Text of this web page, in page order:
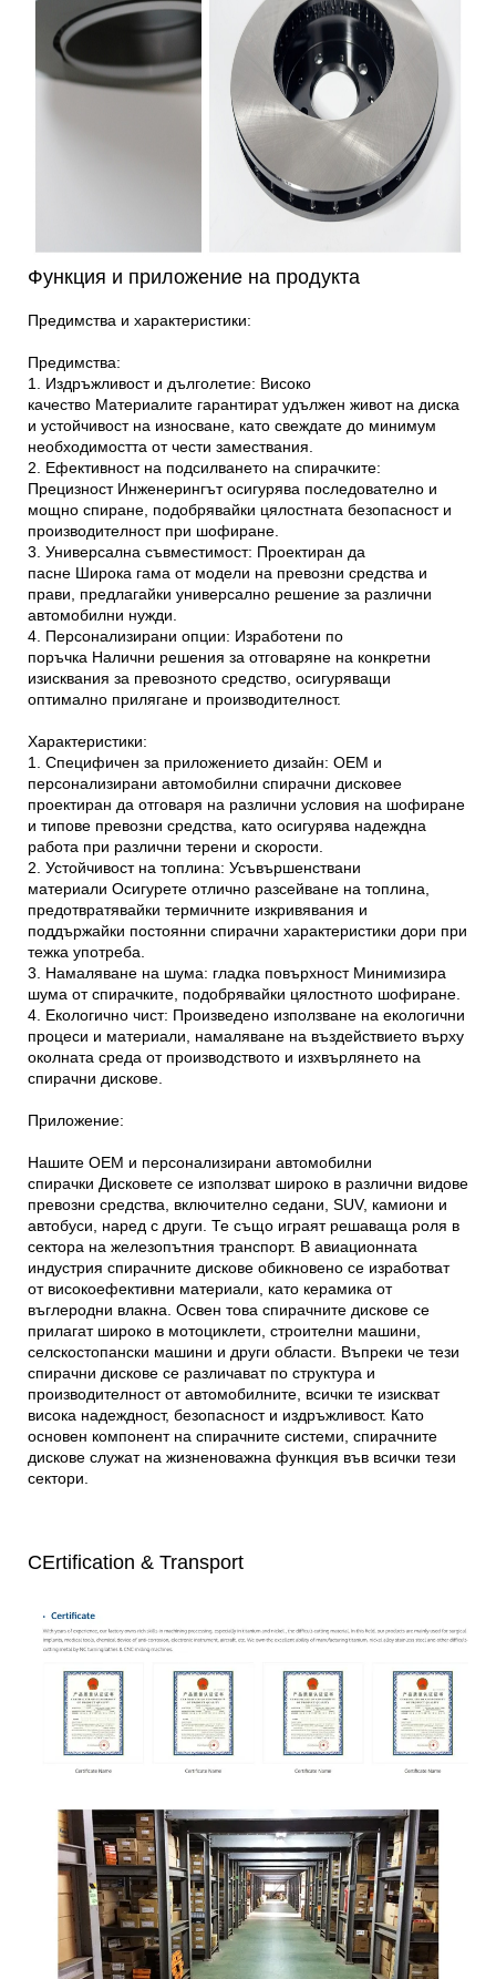
Функция и приложение на продукта
Предимства и характеристики:
Предимства:
1. Издръжливост и дълголетие: Високо
качество Материалите гарантират удължен живот на диска
и устойчивост на износване, като свеждате до минимум
необходимостта от чести замествания.
2. Ефективност на подсилването на спирачките:
Прецизност Инженерингът осигурява последователно и
мощно спиране, подобрявайки цялостната безопасност и
производителност при шофиране.
3. Универсална съвместимост: Проектиран да
пасне Широка гама от модели на превозни средства и
прави, предлагайки универсално решение за различни
автомобилни нужди.
4. Персонализирани опции: Изработени по
поръчка Налични решения за отговаряне на конкретни
изисквания за превозното средство, осигуряващи
оптимално прилягане и производителност.
Характеристики:
1. Специфичен за приложението дизайн: OEM и
персонализирани автомобилни спирачни дисковее
проектиран да отговаря на различни условия на шофиране
и типове превозни средства, като осигурява надеждна
работа при различни терени и скорости.
2. Устойчивост на топлина: Усъвършенствани
материали Осигурете отлично разсейване на топлина,
предотвратявайки термичните изкривявания и
поддържайки постоянни спирачни характеристики дори при
тежка употреба.
3. Намаляване на шума: гладка повърхност Минимизира
шума от спирачките, подобрявайки цялостното шофиране.
4. Екологично чист: Произведено използване на екологични
процеси и материали, намаляване на въздействието върху
околната среда от производството и изхвърлянето на
спирачни дискове.
Приложение:
Нашите OEM и персонализирани автомобилни
спирачки Дисковете се използват широко в различни видове
превозни средства, включително седани, SUV, камиони и
автобуси, наред с други. Те също играят решаваща роля в
сектора на железопътния транспорт. В авиационната
индустрия спирачните дискове обикновено се изработват
от високоефективни материали, като керамика от
въглеродни влакна. Освен това спирачните дискове се
прилагат широко в мотоциклети, строителни машини,
селскостопански машини и други области. Въпреки че тези
спирачни дискове се различават по структура и
производителност от автомобилните, всички те изискват
висока надеждност, безопасност и издръжливост. Като
основен компонент на спирачните системи, спирачните
дискове служат на жизненоважна функция във всички тези
сектори.
CErtification & Transport